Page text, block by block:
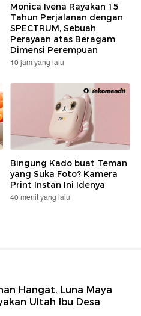
Monica Ivena Rayakan 15
Tahun Perjalanan dengan
SPECTRUM, Sebuah
Perayaan atas Beragam
Dimensi Perempuan
10 jam yang lalu
Bingung Kado buat Teman
yang Suka Foto? Kamera
Print Instan Ini Idenya
40 menit yang lalu
Hangat, Luna Maya
Ultah Ibu Desa